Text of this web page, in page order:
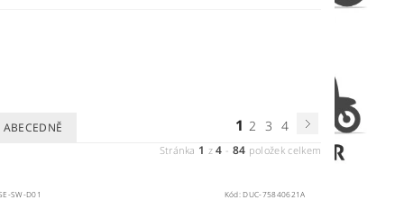
ABECEDNĚ 1 2 3 4
Stránka 1 z4 - 84 položek celkem
SW-D01 Kód:DUC-75840621A